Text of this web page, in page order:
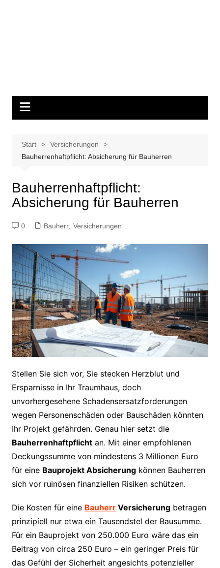
Start
Versicherungen
Bauherrenhaftpflicht: Absicherung für Bauherren
Bauherrenhaftpflicht:
Absicherung für Bauherren
0 Bauherr, Versicherungen
Stellen Sie sich vor, Sie stecken Herzblut und
Ersparnisse in Ihr Traumhaus, doch
unvorhergesehene Schadensersatzforderungen
wegen Personenschäden oder Bauschäden könnten
Ihr Projekt gefährden. Genau hier setzt die
Bauherrenhaftpflichtan. Mit einer empfohlenen
Deckungssumme von mindestens 3 Millionen Euro
für eine Bauprojekt Absicherungkönnen Bauherren
sich vor ruinösen finanziellen Risiken schützen.
Die Kosten für eine BauherrVersicherungbetragen
prinzipiell nur etwa ein Tausendstel der Bausumme.
Für ein Bauprojekt von 250.000 Euro wäre das ein
Beitrag von circa 250 Euro – ein geringer Preis für
das Gefühl der Sicherheit angesichts potenzieller